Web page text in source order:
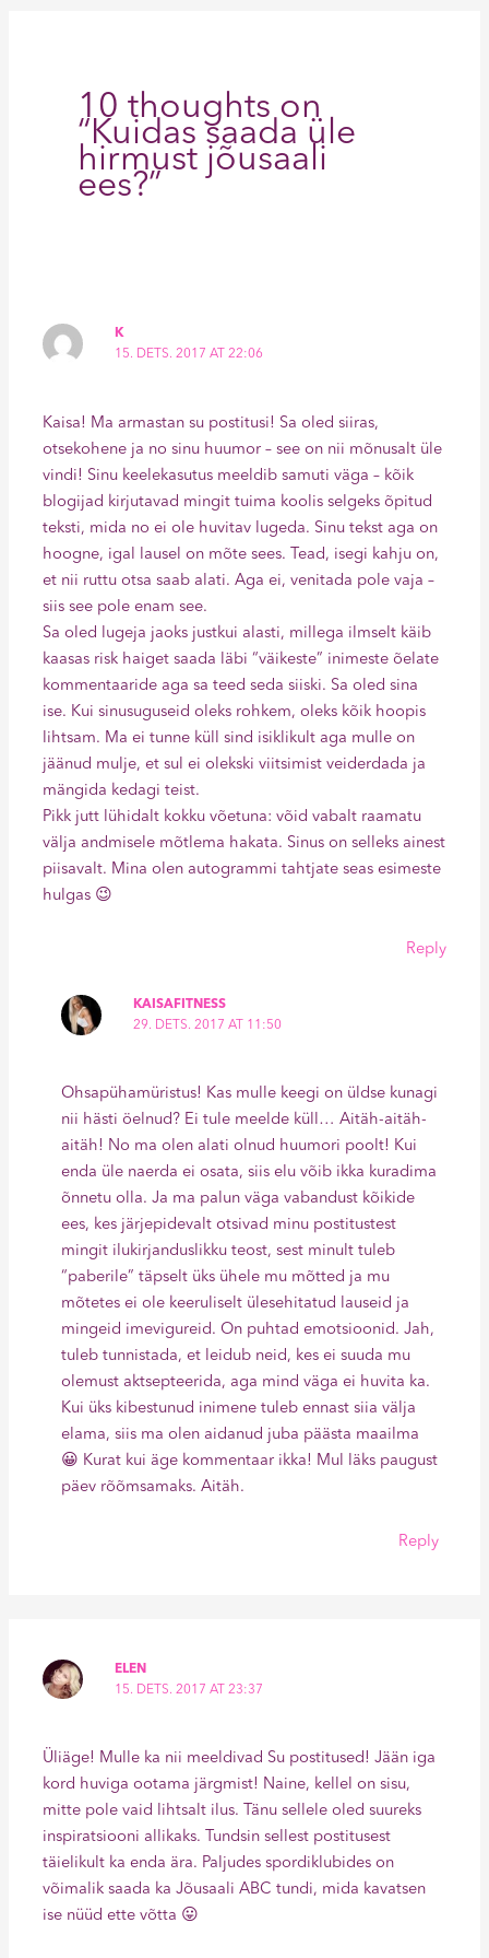
10 thoughts on
“Kuidas saada üle
hirmust jõusaali
ees?”
K
15. DETS. 2017 AT 22:06
Kaisa! Ma armastan su postitusi! Sa oled siiras,
otsekohene ja no sinu huumor – see on nii mõnusalt üle
vindi! Sinu keelekasutus meeldib samuti väga – kõik
blogijad kirjutavad mingit tuima koolis selgeks õpitud
teksti, mida no ei ole huvitav lugeda. Sinu tekst aga on
hoogne, igal lausel on mõte sees. Tead, isegi kahju on,
et nii ruttu otsa saab alati. Aga ei, venitada pole vaja –
siis see pole enam see.
Sa oled lugeja jaoks justkui alasti, millega ilmselt käib
kaasas risk haiget saada läbi “väikeste” inimeste õelate
kommentaaride aga sa teed seda siiski. Sa oled sina
ise. Kui sinusuguseid oleks rohkem, oleks kõik hoopis
lihtsam. Ma ei tunne küll sind isiklikult aga mulle on
jäänud mulje, et sul ei olekski viitsimist veiderdada ja
mängida kedagi teist.
Pikk jutt lühidalt kokku võetuna: võid vabalt raamatu
välja andmisele mõtlema hakata. Sinus on selleks ainest
piisavalt. Mina olen autogrammi tahtjate seas esimeste
hulgas 😉
Reply
KAISAFITNESS
29. DETS. 2017 AT 11:50
Ohsapühamüristus! Kas mulle keegi on üldse kunagi
nii hästi öelnud? Ei tule meelde küll… Aitäh-aitäh-
aitäh! No ma olen alati olnud huumori poolt! Kui
enda üle naerda ei osata, siis elu võib ikka kuradima
õnnetu olla. Ja ma palun väga vabandust kõikide
ees, kes järjepidevalt otsivad minu postitustest
mingit ilukirjanduslikku teost, sest minult tuleb
“paberile” täpselt üks ühele mu mõtted ja mu
mõtetes ei ole keeruliselt ülesehitatud lauseid ja
mingeid imevigureid. On puhtad emotsioonid. Jah,
tuleb tunnistada, et leidub neid, kes ei suuda mu
olemust aktsepteerida, aga mind väga ei huvita ka.
Kui üks kibestunud inimene tuleb ennast siia välja
elama, siis ma olen aidanud juba päästa maailma
😀 Kurat kui äge kommentaar ikka! Mul läks paugust
päev rõõmsamaks. Aitäh.
Reply
ELEN
15. DETS. 2017 AT 23:37
Üliäge! Mulle ka nii meeldivad Su postitused! Jään iga
kord huviga ootama järgmist! Naine, kellel on sisu,
mitte pole vaid lihtsalt ilus. Tänu sellele oled suureks
inspiratsiooni allikaks. Tundsin sellest postitusest
täielikult ka enda ära. Paljudes spordiklubides on
võimalik saada ka Jõusaali ABC tundi, mida kavatsen
ise nüüd ette võtta 😛